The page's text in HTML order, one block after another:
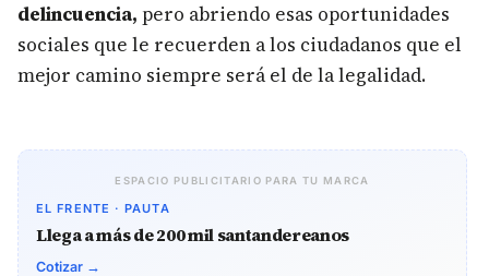
delincuencia, pero abriendo esas oportunidades
sociales que le recuerden a los ciudadanos que el
mejor camino siempre será el de la legalidad.
ESPACIO PUBLICITARIO PARA TU MARCA
EL FRENTE · PAUTA
Llega a más de 200 mil santandereanos
Cotizar →